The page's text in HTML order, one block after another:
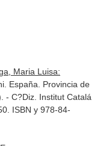
Maria Luisa:
España. Provincia de
- C?Diz. Institut Catalá
ISBN y 978-84-